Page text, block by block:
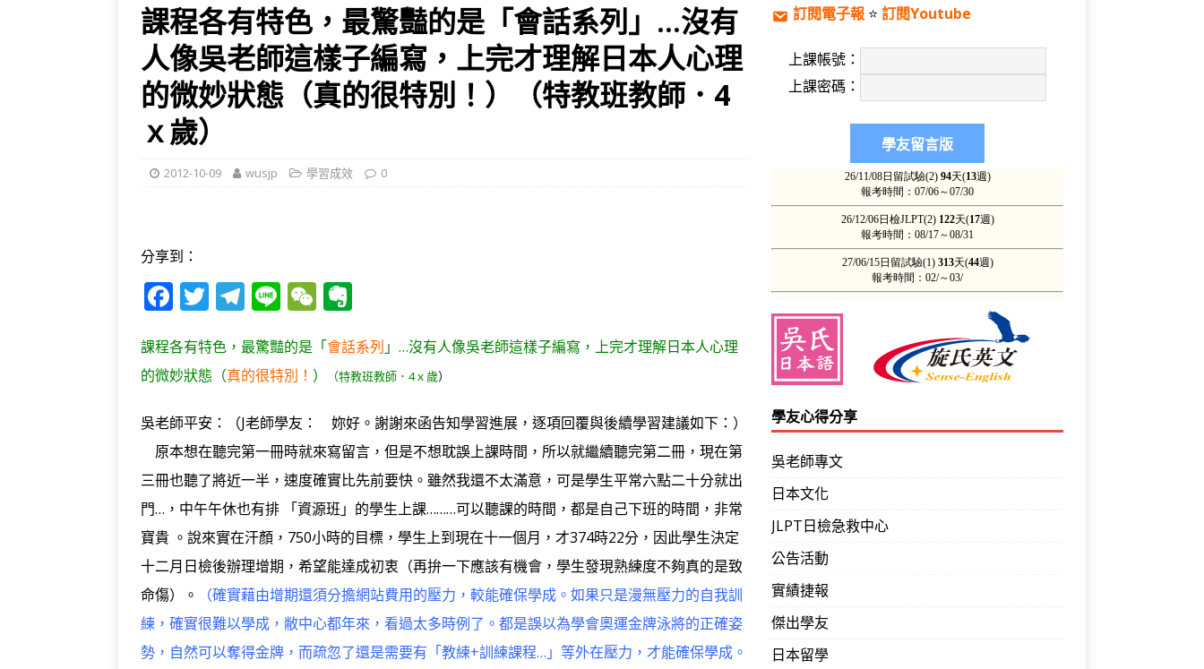
課程各有特色，最驚豔的是「會話系列」…沒有
人像吳老師這樣子編寫，上完才理解日本人心理
的微妙狀態（真的很特別！）（特教班教師．4
ｘ歲）
2012-10-09 wusjp 學習成效 0
分享到：
F
c
e
b
o
o
k
T
it
te
r
T
e
g
ra
m
Li
e
W
C
h
at
e
r
n
o
te
課程各有特色，最驚豔的是「會話系列 」…沒有人像吳老師這樣子編寫，上完才理解日本人心理
的微妙狀態（真的很特別！ ） （特教班教師．4ｘ歲）
吳老師平安：（J老師學友： 妳好。謝謝來函告知學習進展，逐項回覆與後續學習建議如下：）
原本想在聽完第一冊時就來寫留言，但是不想耽誤上課時間，所以就繼續聽完第二冊，現在第
三冊也聽了將近一半，速度確實比先前要快。雖然我還不太滿意，可是學生平常六點二十分就出
門…，中午午休也有排 「資源班」的學生上課………可以聽課的時間，都是自己下班的時間，非常
寶貴 。說來實在汗顏，750小時的目標，學生上到現在十一個月，才374時22分，因此學生決定
十二月日檢後辦理增期，希望能達成初衷（再拚一下應該有機會，學生發現熟練度不夠真的是致
命傷）。
（確實藉由增期還須分擔網站費用的壓力，較能確保學成。如果只是漫無壓力的自我訓
練，確實很難以學成，敝中心都年來，看過太多時例了。都是誤以為學會奧運金牌泳將的正確姿
勢，自然可以奪得金牌，而疏忽了還是需要有「教練+訓練課程…」等外在壓力，才能確保學成。
訂閱電子報⭐️ 訂閱Youtube
上課帳號：
上課密碼：
學友心得分享
吳老師專文
日本文化
JLPT日檢急救中心
公告活動
實績捷報
傑出學友
日本留學